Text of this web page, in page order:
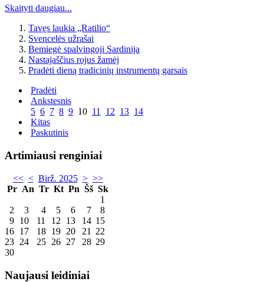
Skaityti daugiau...
Tavęs laukia „Ratilio“
Svencelės užrašai
Bemiegė spalvingoji Sardinija
Nastajaščius rojus žamėj
Pradėti dieną tradicinių instrumentų garsais
Pradėti
Ankstesnis
5 6 7 8 9 10 11 12 13 14
Kitas
Paskutinis
Artimiausi renginiai
<< < Birž. 2025 > >>
Pr An Tr Kt Pn Šš Sk
1
2
3 4 5 6 7
8
9 10 11 12 13 14 15
16 17 18 19 20 21
22
23 24 25 26 27 28 29
30
Naujausi leidiniai